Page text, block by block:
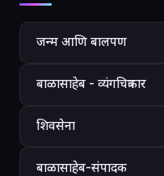
जन्म आणि बालपण
बाळासाहेब - व्यंगचित्रकार
शिवसेना
बाळासाहेब-संपादक